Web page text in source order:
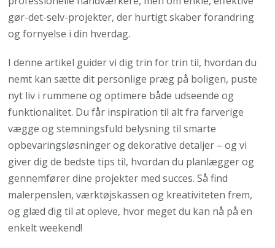
gør-det-selv-projekter, der hurtigt skaber forandring
og fornyelse i din hverdag.
I denne artikel guider vi dig trin for trin til, hvordan du
nemt kan sætte dit personlige præg på boligen, puste
nyt liv i rummene og optimere både udseende og
funktionalitet. Du får inspiration til alt fra farverige
vægge og stemningsfuld belysning til smarte
opbevaringsløsninger og dekorative detaljer – og vi
giver dig de bedste tips til, hvordan du planlægger og
gennemfører dine projekter med succes. Så find
malerpenslen, værktøjskassen og kreativiteten frem,
og glæd dig til at opleve, hvor meget du kan nå på en
enkelt weekend!